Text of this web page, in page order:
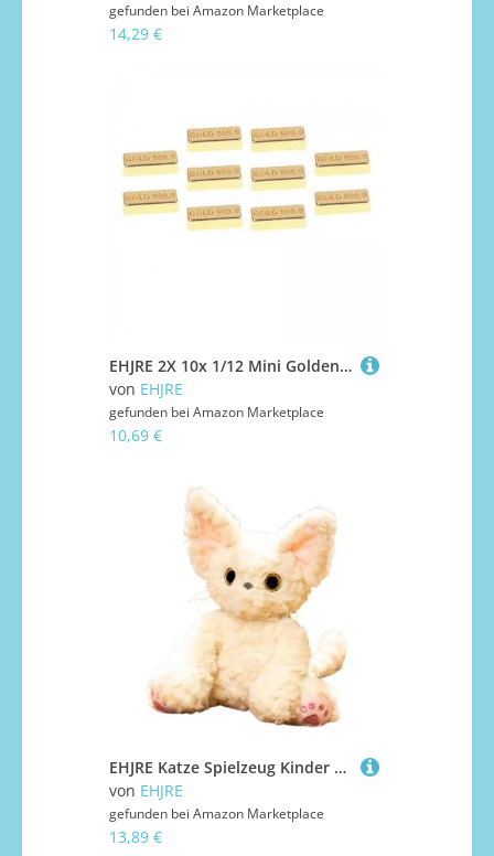
gefunden bei Amazon Marketplace
14,29 €
EHJRE 2X 10x 1/12 Mini Golden Brick Miniatur Fake Goldbarren Layout DIY Projekte
von EHJRE
gefunden bei Amazon Marketplace
10,69 €
EHJRE Katze Spielzeug Kinder Plüsch, Cartoon Katze Plüschtier, Katze Kuscheltier, Cartoon Cat Plush Toy, Süße Plüschtiere für Kleinkind Jungen Mädchen Geburtstagsgeschenke
von EHJRE
gefunden bei Amazon Marketplace
13,89 €